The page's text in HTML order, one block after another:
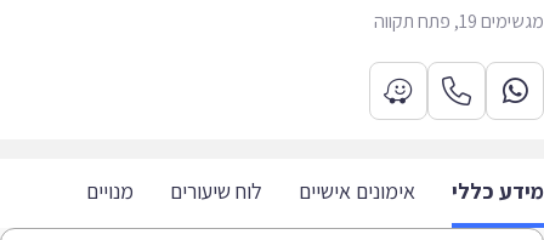
19, פתח תקווה
כללי אימונים אישיים לוח שיעורים מנויים